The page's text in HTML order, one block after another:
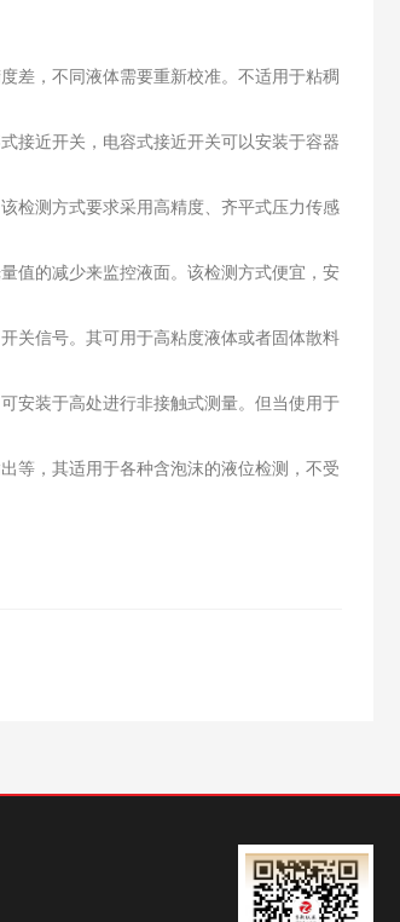
差，不同液体需要重新校准。不适用于粘稠
接近开关，电容式接近开关可以安装于容器
检测方式要求采用高精度、齐平式压力传感
值的减少来监控液面。该检测方式便宜，安
关信号。其可用于高粘度液体或者固体散料
安装于高处进行非接触式测量。但当使用于
等，其适用于各种含泡沫的液位检测，不受